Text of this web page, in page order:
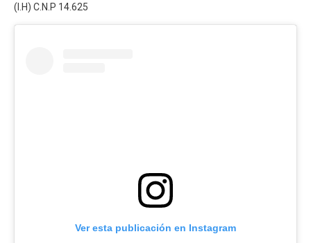
(I.H) C.N.P 14.625
Ver esta publicación en Instagram